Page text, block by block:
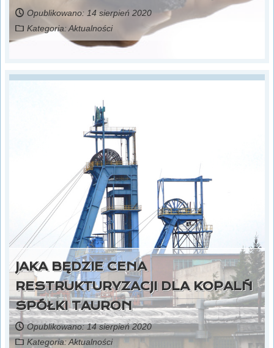
Opublikowano: 14 sierpień 2020
Kategoria:Aktualności
JAKA BĘDZIE CENA
RESTRUKTURYZACJI DLA KOPALŃ
SPÓŁKI TAURON
Opublikowano: 14 sierpień 2020
Kategoria:Aktualności